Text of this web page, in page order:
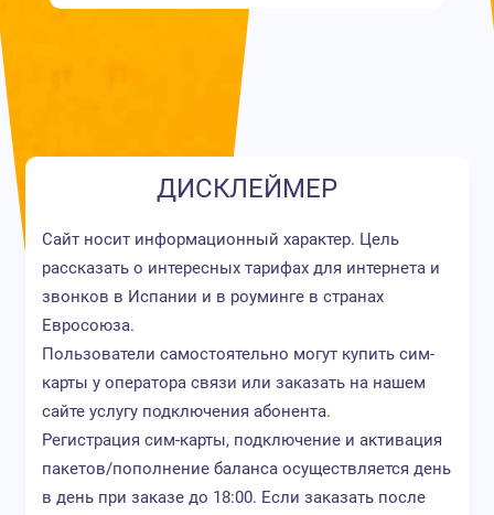
ДИСКЛЕЙМЕР
Сайт носит информационный характер. Цель
рассказать о интересных тарифах для интернета и
звонков в Испании и в роуминге в странах
Евросоюза.
Пользователи самостоятельно могут купить сим-
карты у оператора связи или заказать на нашем
сайте услугу подключения абонента.
Регистрация сим-карты, подключение и активация
пакетов/пополнение баланса осуществляется день
в день при заказе до 18:00. Если заказать после